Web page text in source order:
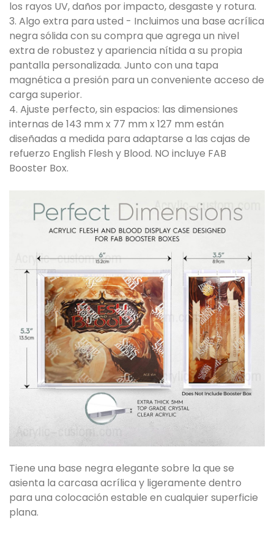
los rayos UV, daños por impacto, desgaste y rotura.
3. Algo extra para usted - Incluimos una base acrílica
negra sólida con su compra que agrega un nivel
extra de robustez y apariencia nítida a su propia
pantalla personalizada. Junto con una tapa
magnética a presión para un conveniente acceso de
carga superior.
4. Ajuste perfecto, sin espacios: las dimensiones
internas de 143 mm x 77 mm x 127 mm están
diseñadas a medida para adaptarse a las cajas de
refuerzo English Flesh y Blood. NO incluye FAB
Booster Box.
Tiene una base negra elegante sobre la que se
asienta la carcasa acrílica y ligeramente dentro
para una colocación estable en cualquier superficie
plana.